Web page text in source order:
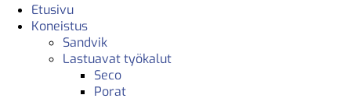
Etusivu
Koneistus
Sandvik
Lastuavat työkalut
Seco
Porat